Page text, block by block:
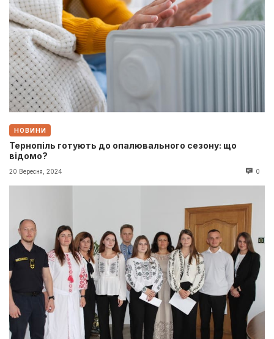
НОВИНИ
Тернопіль готують до опалювального сезону: що
відомо?
20 Вересня, 2024 0